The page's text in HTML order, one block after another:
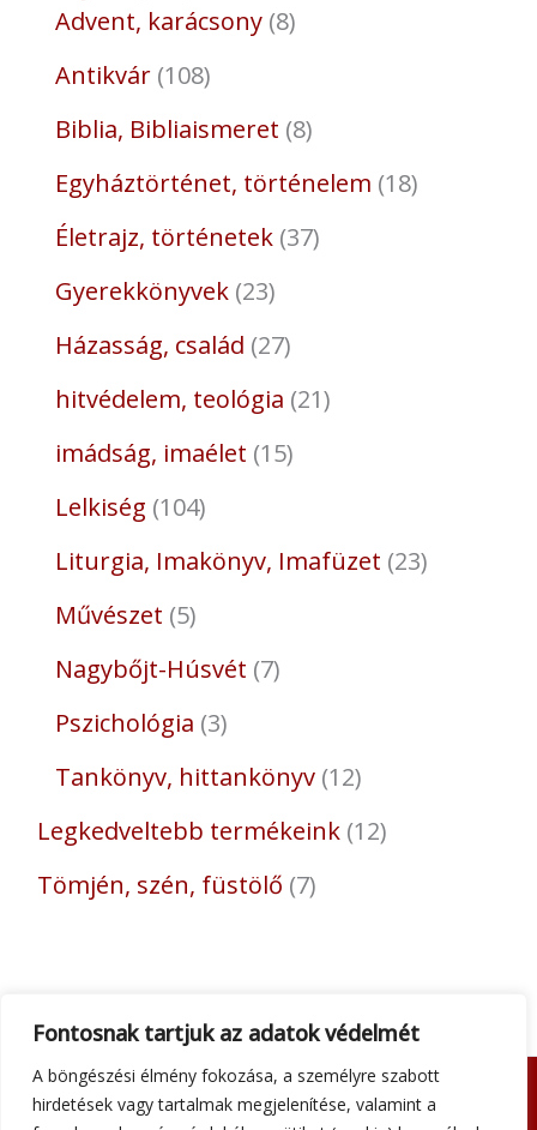
Fontosnak tartjuk az adatok védelmét
A böngészési élmény fokozása, a személyre szabott
hirdetések vagy tartalmak megjelenítése, valamint a
Advent, karácsony 8
Antikvár 108
Biblia, Bibliaismeret 8
Egyháztörténet, történelem 18
Életrajz, történetek 37
Gyerekkönyvek 23
Házasság, család 27
hitvédelem, teológia 21
imádság, imaélet 15
Lelkiség 104
Liturgia, Imakönyv, Imafüzet 23
Művészet 5
Nagybőjt-Húsvét 7
Pszichológia 3
Tankönyv, hittankönyv 12
Legkedveltebb termékeink 12
Tömjén, szén, füstölő 7
Adatkezelési tájékoztató